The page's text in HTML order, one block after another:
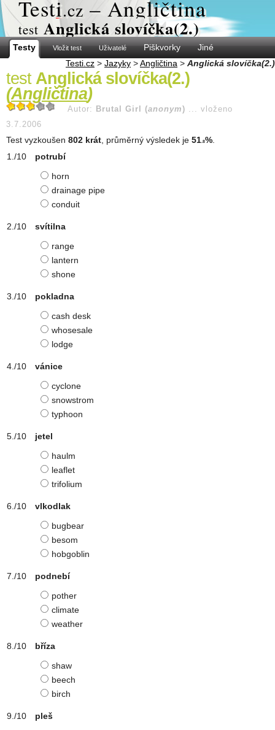
Testi.cz – Angličtina
test Anglická slovíčka(2.)
Testy Vložit test Uživatelé Piškvorky
Jiné
Testi.cz > Jazyky >Angličtina > Anglická slovíčka(2.)
test Anglická slovíčka(2.)
(Angličtina)
Autor: Brutal Girl (anonym ) ... vloženo
3.7.2006
Test vyzkoušen 802 krát , průměrný výsledek je 51 .8%
potrubí
horn
drainage pipe
conduit
svítilna
range
lantern
shone
pokladna
cash desk
whosesale
lodge
vánice
cyclone
snowstrom
typhoon
jetel
haulm
leaflet
trifolium
vlkodlak
bugbear
besom
hobgoblin
podnebí
pother
climate
weather
bříza
shaw
beech
birch
pleš